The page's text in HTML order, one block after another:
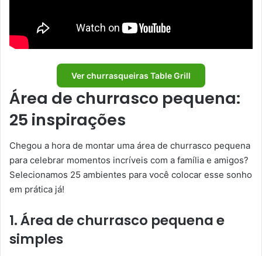
Ver churrasqueiras Table Grill
Área de churrasco pequena:
25 inspirações
Chegou a hora de montar uma área de churrasco pequena
para celebrar momentos incríveis com a família e amigos?
Selecionamos 25 ambientes para você colocar esse sonho
em prática já!
1. Área de churrasco pequena e
simples